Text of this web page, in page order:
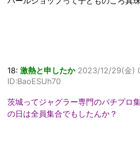
18: 激熱と申したか 2023/12/29(金)
ID:BaoESUh70
茨城ってジャグラー専門のパチプロ
の日は全員集合でもしたんか？